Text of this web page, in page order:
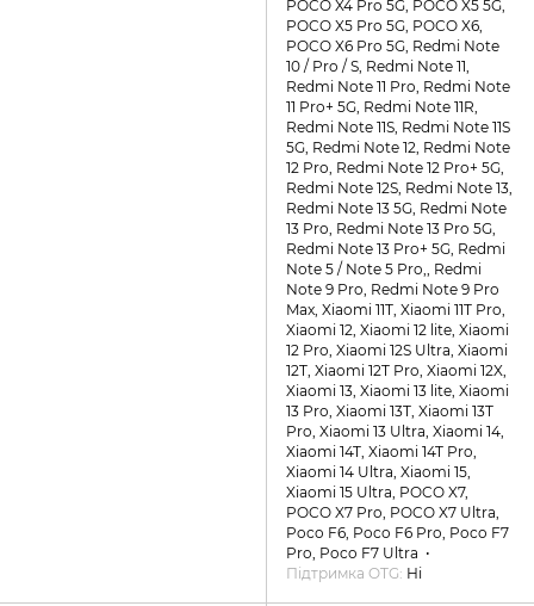
POCO X4 Pro 5G, POCO X5 5G,
POCO X5 Pro 5G, POCO X6,
POCO X6 Pro 5G, Redmi Note
10 / Pro / S, Redmi Note 11,
Redmi Note 11 Pro, Redmi Note
11 Pro+ 5G, Redmi Note 11R,
Redmi Note 11S, Redmi Note 11S
5G, Redmi Note 12, Redmi Note
12 Pro, Redmi Note 12 Pro+ 5G,
Redmi Note 12S, Redmi Note 13,
Redmi Note 13 5G, Redmi Note
13 Pro, Redmi Note 13 Pro 5G,
Redmi Note 13 Pro+ 5G, Redmi
Note 5 / Note 5 Pro,, Redmi
Note 9 Pro, Redmi Note 9 Pro
Max, Xiaomi 11T, Xiaomi 11T Pro,
Xiaomi 12, Xiaomi 12 lite, Xiaomi
12 Pro, Xiaomi 12S Ultra, Xiaomi
12T, Xiaomi 12T Pro, Xiaomi 12X,
Xiaomi 13, Xiaomi 13 lite, Xiaomi
13 Pro, Xiaomi 13T, Xiaomi 13T
Pro, Xiaomi 13 Ultra, Xiaomi 14,
Xiaomi 14T, Xiaomi 14T Pro,
Xiaomi 14 Ultra, Xiaomi 15,
Xiaomi 15 Ultra, POCO X7,
POCO X7 Pro, POCO X7 Ultra,
Poco F6, Poco F6 Pro, Poco F7
Pro, Poco F7 Ultra
Підтримка OTG Ні